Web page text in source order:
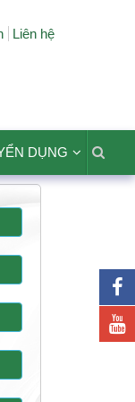
Liên hệ
DỤNG